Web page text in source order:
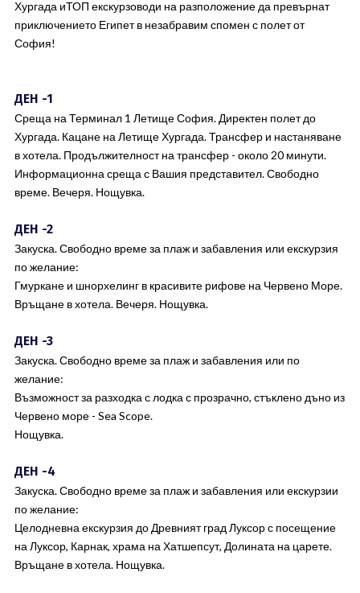
Хургада иТОП екскурзоводи на разположение да превърнат
приключението Египет в незабравим спомен с полет от
София!
ДЕН -1
Среща на Терминал 1 Летище София. Директен полет до
Хургада. Кацане на Летище Хургада. Трансфер и настаняване
в хотела. Продължителност на трансфер - около 20 минути.
Информационна среща с Вашия представител. Свободно
време. Вечеря. Нощувка.
ДЕН -2
Закуска. Свободно време за плаж и забавления или екскурзия
по желание:
Гмуркане и шнорхелинг в красивите рифове на Червено Море.
Връщане в хотела. Вечеря. Нощувка.
ДЕН -3
Закуска. Свободно време за плаж и забавления или по
желание:
Възможност за разходка с лодка с прозрачно, стъклено дъно из
Червено море - Sea Scope.
Нощувка.
ДЕН -4
Закуска. Свободно време за плаж и забавления или екскурзии
по желание:
Целодневна екскурзия до Древният град Луксор с посещение
на Луксор, Карнак, храма на Хатшепсут, Долината на царете.
Връщане в хотела. Нощувка.